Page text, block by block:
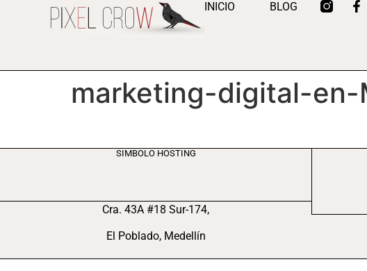
contenido INICIO BLOG
marketing-digital-en-
SIMBOLO HOSTING
Cra. 43A #18 Sur-174,
El Poblado, Medellín